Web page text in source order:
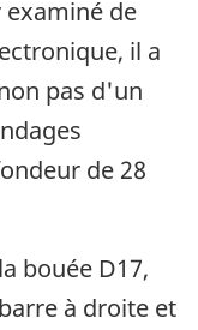
de
il a
pas d'un
de 28
bouée D17,
à droite et